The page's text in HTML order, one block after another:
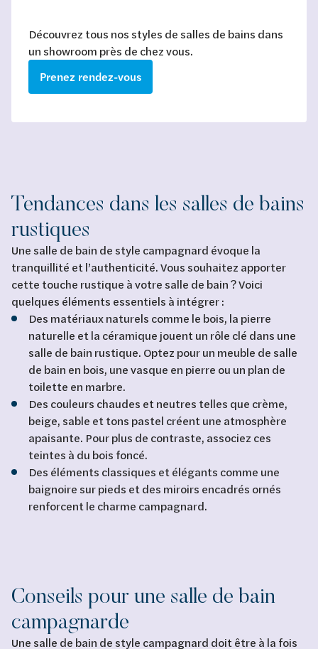
Découvrez tous nos styles de salles de bains dans
un showroom près de chez vous.
Prenez rendez-vous
Tendances dans les salles de bains
rustiques
Une salle de bain de style campagnard évoque la
tranquillité et l’authenticité. Vous souhaitez apporter
cette touche rustique à votre salle de bain ? Voici
quelques éléments essentiels à intégrer :
Des matériaux naturels comme le bois, la pierre
naturelle et la céramique jouent un rôle clé dans une
salle de bain rustique. Optez pour un meuble de salle
de bain en bois, une vasque en pierre ou un plan de
toilette en marbre.
Des couleurs chaudes et neutres telles que crème,
beige, sable et tons pastel créent une atmosphère
apaisante. Pour plus de contraste, associez ces
teintes à du bois foncé.
Des éléments classiques et élégants comme une
baignoire sur pieds et des miroirs encadrés ornés
renforcent le charme campagnard.
Conseils pour une salle de bain
campagnarde
Une salle de bain de style campagnard doit être à la fois